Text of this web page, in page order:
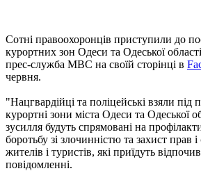
Сотні правоохоронців приступили до
курортних зон Одеси та Одеської
прес-служба МВС на своїй сторінці в
червня.
"Нацгвардійці та поліцейські взяли під
курортні зони міста Одеси та Одеської
зусилля будуть спрямовані на
боротьбу зі злочинністю та захист прав
жителів і туристів, які приїдуть
повідомленні.